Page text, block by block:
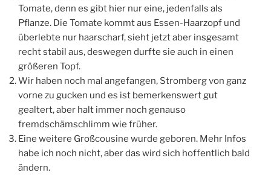
Tomate, denn es gibt hier nur eine, jedenfalls als
Pflanze. Die Tomate kommt aus Essen-Haarzopf und
überlebte nur haarscharf, sieht jetzt aber insgesamt
recht stabil aus, deswegen durfte sie auch in einen
größeren Topf.
Wir haben noch mal angefangen, Stromberg von ganz
vorne zu gucken und es ist bemerkenswert gut
gealtert, aber halt immer noch genauso
fremdschämschlimm wie früher.
Eine weitere Großcousine wurde geboren. Mehr Infos
habe ich noch nicht, aber das wird sich hoffentlich bald
ändern.